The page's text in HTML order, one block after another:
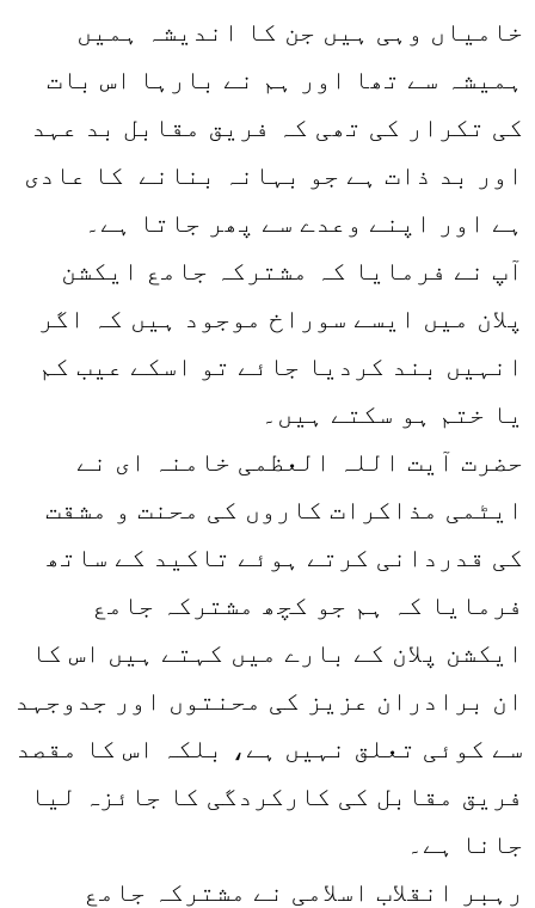
خامیاں وہی ہیں جن کا اندیشہ ہمیں
ہمیشہ سے تھا اور ہم نے بارہا اس بات
کی تکرار کی تھی کہ فریق مقابل بد عہد
اور بد ذات ہے جو بہانہ بنانے کا عادی
ہے اور اپنے وعدے سے پھر جاتا ہے۔
آپ نے فرمایا کہ مشترکہ جامع ایکشن
پلان میں ایسے سوراخ موجود ہیں کہ اگر
انہیں بند کردیا جائے تو اسکے عیب کم
یا ختم ہو سکتے ہیں۔
حضرت آیت اللہ العظمی خامنہ ای نے
ایٹمی مذاکرات کاروں کی محنت و مشقت
کی قدردانی کرتے ہوئے تاکید کے ساتھ
فرمایا کہ ہم جو کچھ مشترکہ جامع
ایکشن پلان کے بارے میں کہتے ہیں اس کا
ان برادران عزیز کی محنتوں اور جدوجہد
سے کوئی تعلق نہیں ہے، بلکہ اس کا مقصد
فریق مقابل کی کارکردگی کا جائزہ لیا
جانا ہے۔
رہبر انقلاب اسلامی نے مشترکہ جامع